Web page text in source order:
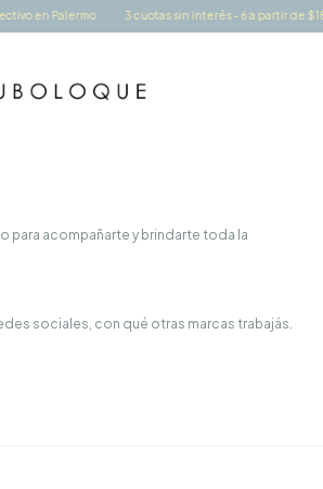
en Palermo 3 cuotas sin interés - 6 a partir de
acompañarte y brindarte toda la
sociales, con qué otras marcas trabajás.